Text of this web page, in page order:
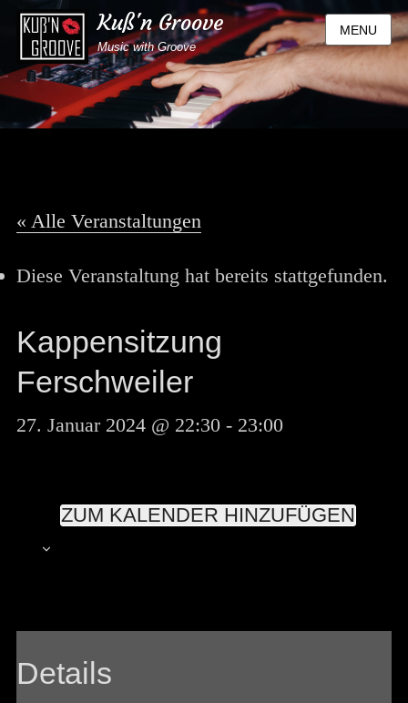
Kuß'n Groove
Music with Groove
MENU
« Alle Veranstaltungen
Diese Veranstaltung hat bereits stattgefunden.
Kappensitzung
Ferschweiler
27. Januar 2024 @ 22:30- 23:00
ZUM KALENDER HINZUFÜGEN
Details